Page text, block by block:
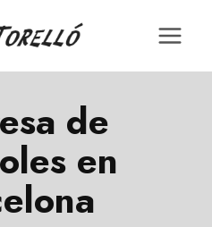
de
en